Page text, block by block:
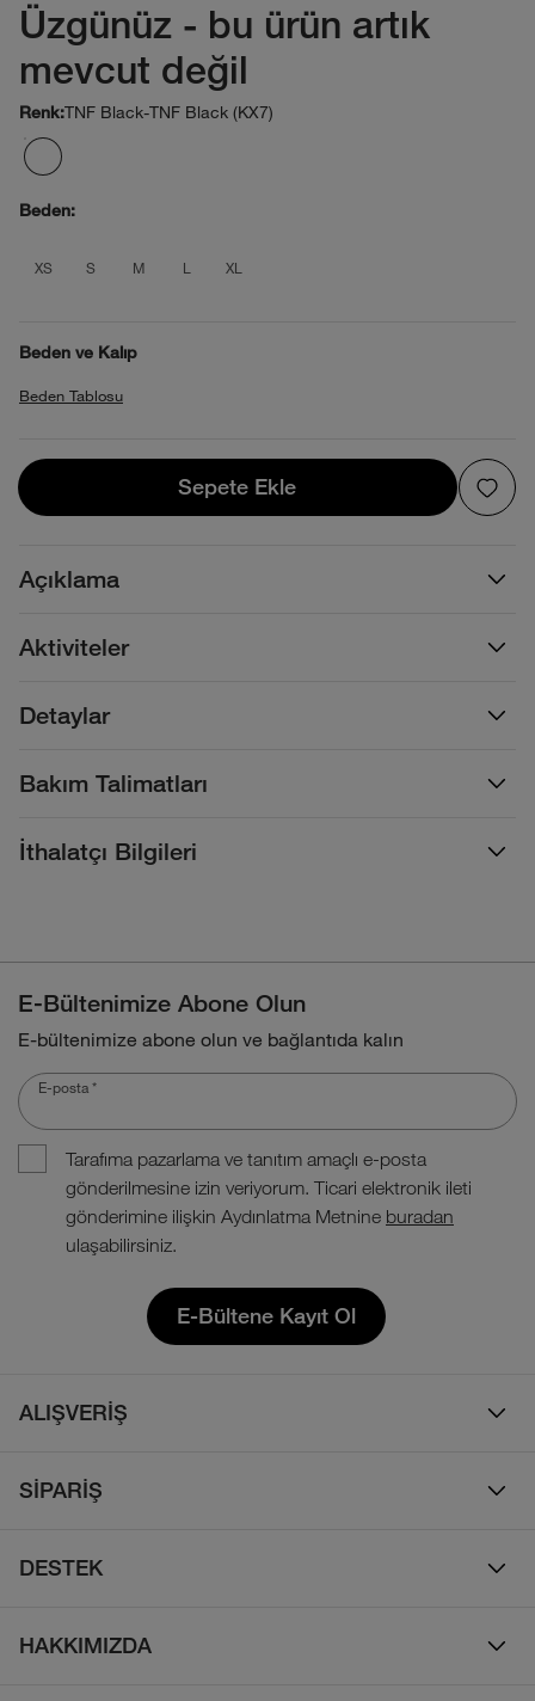
Üzgünüz - bu ürün artık
mevcut değil
Renk:TNF Black-TNF Black (KX7)
Beden:
XS S M L XL
Beden ve Kalıp
Beden Tablosu
Sepete Ekle
Sepete Ekle
Açıklama
Detaylar
Aktiviteler
Bakım Talimatları
İthalatçı Bilgileri
E-Bültenimize Abone Olun
E-bültenimize abone olun ve bağlantıda kalın
E-posta *
Tarafıma pazarlama ve tanıtım amaçlı e-posta
gönderilmesine izin veriyorum. Ticari elektronik ileti
gönderimine ilişkin Aydınlatma Metnine buradan
ulaşabilirsiniz.
E-Bültene Kayıt Ol
ALIŞVERİŞ
Çocuk
Ayakkabı
SİPARİŞ
İade Politikası
DESTEK
HAKKIMIZDA